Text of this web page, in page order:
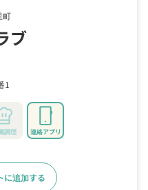
町
ブ
1
調理 連絡アプリ
に追加する